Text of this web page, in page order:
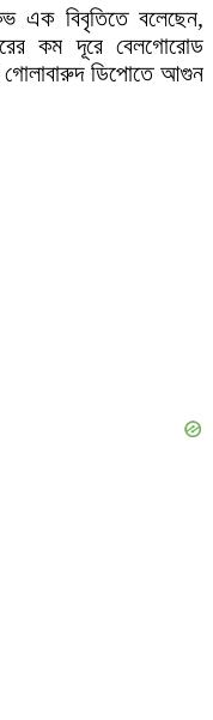
এক বিবৃতিতে বলেছেন,
কম দূরে বেলগোরোড
গোলাবারুদ ডিপোতে আগুন